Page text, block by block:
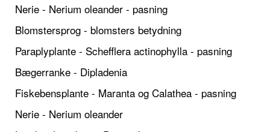
Nerie - Nerium oleander - pasning
Blomstersprog - blomsters betydning
Paraplyplante - Schefflera actinophylla - pasning
Bægerranke - Dipladenia
Fiskebensplante - Maranta og Calathea - pasning
Nerie - Nerium oleander